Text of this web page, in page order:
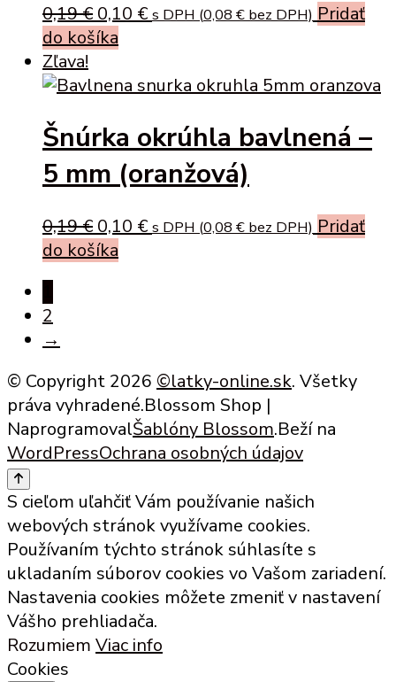
0,19€ Original
price
0,19 €.
0,10 €Current
0,10 €.
s DPH (0,08 € bez DPH) Pridať
do košíka
Zľava!
Šnúrka okrúhla bavlnená –
5 mm (oranžová)
0,19€ Original
price
0,10 €Current
s DPH (0,08 € bez DPH) Pridať
do košíka
2
→
© Copyright 2026 ©latky-online.sk. Všetky
práva vyhradené.Blossom Shop |
NaprogramovalŠablóny Blossom.Beží na
WordPressOchrana osobných údajov
S cieľom uľahčiť Vám používanie našich
webových stránok využívame cookies.
Používaním týchto stránok súhlasíte s
ukladaním súborov cookies vo Vašom zariadení.
Nastavenia cookies môžete zmeniť v nastavení
Vášho prehliadača.
Rozumiem Viac info
Cookies